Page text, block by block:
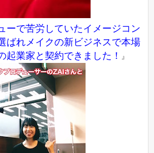
ーで苦労していたイメージコン
ばれメイクの新ビジネスで本場
起業家と契約できました！
』